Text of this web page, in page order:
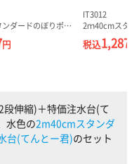
段伸縮)＋特価注水台(てんとー君)セット(黒)
円
IT3012
2ｍ40cmスタンダードのぼりポール(2
税込1,287
伸縮)＋特価注水台(て
水色の2m40cmスタンダ
台(てんとー君)のセット